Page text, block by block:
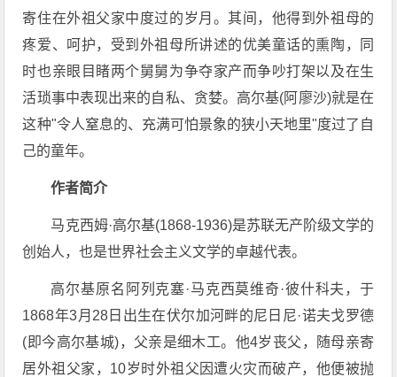
寄住在外祖父家中度过的岁月。其间，他得到外祖母的
疼爱、呵护，受到外祖母所讲述的优美童话的熏陶，同
时也亲眼目睹两个舅舅为争夺家产而争吵打架以及在生
活琐事中表现出来的自私、贪婪。高尔基(阿廖沙)就是在
这种"令人窒息的、充满可怕景象的狭小天地里"度过了自
己的童年。
作者简介
马克西姆·高尔基(1868-1936)是苏联无产阶级文学的
创始人，也是世界社会主义文学的卓越代表。
高尔基原名阿列克塞·马克西莫维奇·彼什科夫，于
1868年3月28日出生在伏尔加河畔的尼日尼·诺夫戈罗德
(即今高尔基城)，父亲是细木工。他4岁丧父，随母亲寄
居外祖父家，10岁时外祖父因遭火灾而破产，他便被抛